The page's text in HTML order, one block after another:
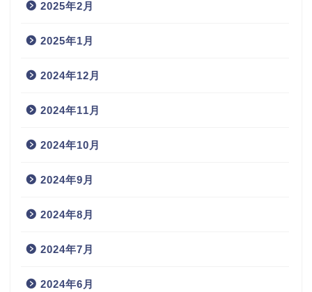
2025年2月
2025年1月
2024年12月
2024年11月
2024年10月
2024年9月
2024年8月
2024年7月
2024年6月